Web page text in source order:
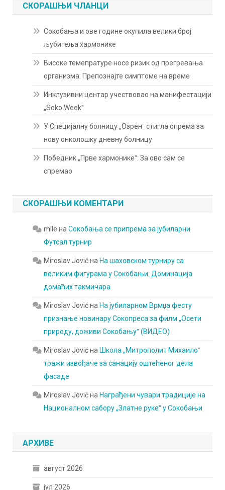
СКОРАШЊИ ЧЛАНЦИ
Сокобања и ове године окупила велики број
љубитеља хармонике
Високе темепратуре носе ризик од прегревања
организма: Препознајте симптоме на време
Инклузивни центар учествовао на манифестацији
„Soko Weekˮ
У Специјалну болницу „Озренˮ стигла опрема за
нову онколошку дневну болницу
Победник „Прве хармоникеˮ: За ово сам се
спремао
СКОРАШЊИ КОМЕНТАРИ
mile наСокобања се припрема за јубиларни
Футсал турнир
Miroslav Jovićна На шаховском турниру са
великим фигурама у Сокобањи: Доминација
домаћих такмичара
Miroslav Jovićна На јубиларном Врмџа фесту
признање новинару Сокопреса за филм „Осети
природу, доживи Сокобањуˮ (ВИДЕО)
Miroslav Jovićна Школа „Митрополит Михаилоˮ
тражи извођаче за санацију оштећеног дела
фасаде
Miroslav Jovićна Награђени чувари традиције на
Националном сабору „Златне рукеˮ у Сокобањи
АРХИВЕ
август 2026
јул 2026